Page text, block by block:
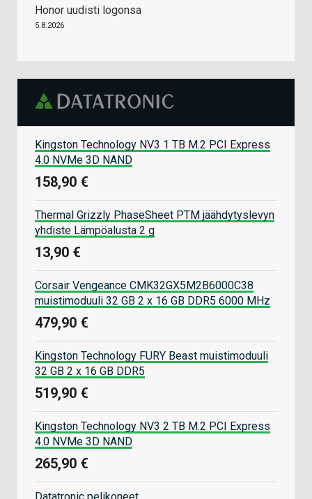
Honor uudisti logonsa
5.8.2026
Kingston Technology NV3 1 TB M.2 PCI Express
4.0 NVMe 3D NAND
158,90 €
Thermal Grizzly PhaseSheet PTM jäähdytyslevyn
yhdiste Lämpöalusta 2 g
13,90 €
Corsair Vengeance CMK32GX5M2B6000C38
muistimoduuli 32 GB 2 x 16 GB DDR5 6000 MHz
479,90 €
Kingston Technology FURY Beast muistimoduuli
32 GB 2 x 16 GB DDR5
519,90 €
Kingston Technology NV3 2 TB M.2 PCI Express
4.0 NVMe 3D NAND
265,90 €